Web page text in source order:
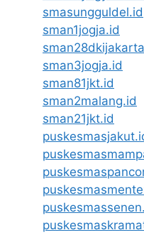
smasungguldel.id
sman1jogja.id
sman3jogja.id
sman81jkt.id
sman2malang.id
sman21jkt.id